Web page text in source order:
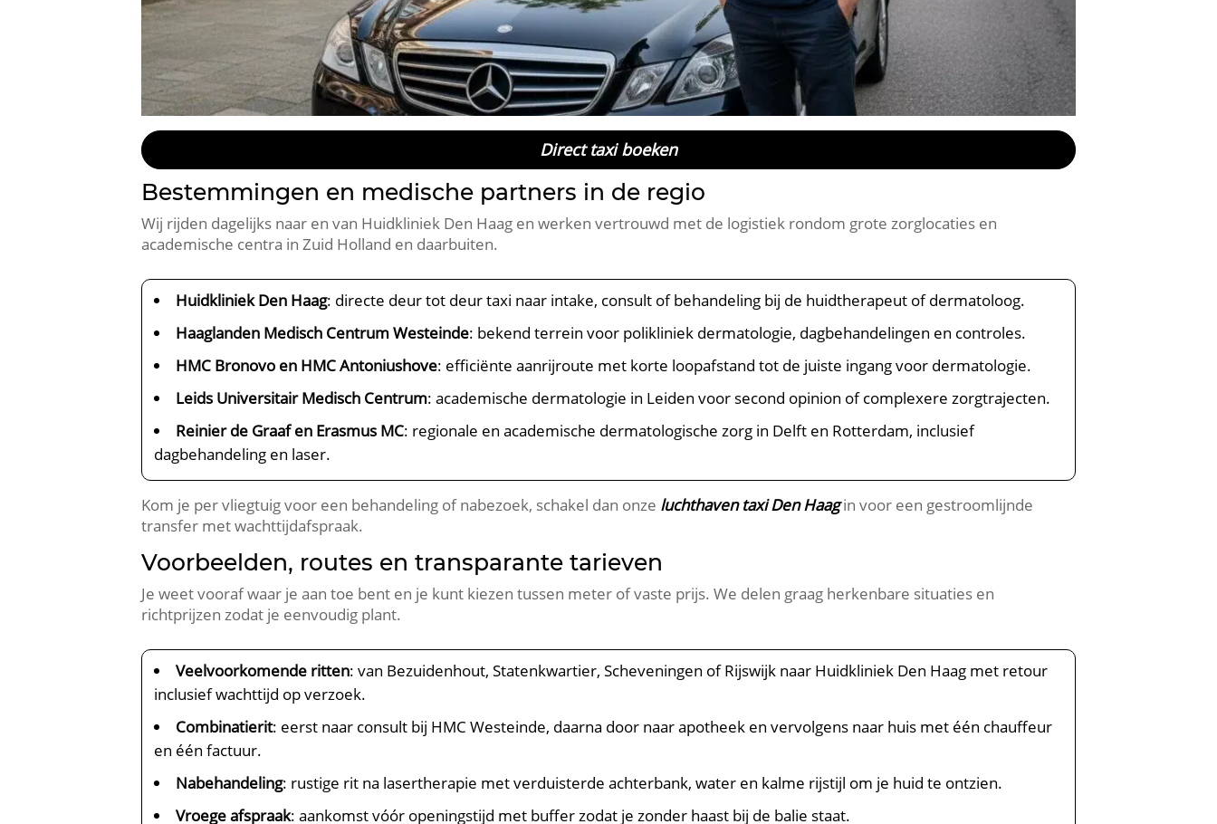
Direct taxi boeken
Bestemmingen en medische partners in de regio
Wij rijden dagelijks naar en van Huidkliniek Den Haag en werken vertrouwd met de logistiek rondom grote zorglocaties en
academische centra in Zuid Holland en daarbuiten.
Huidkliniek Den Haag: directe deur tot deur taxi naar intake, consult of behandeling bij de huidtherapeut of dermatoloog.
Haaglanden Medisch Centrum Westeinde: bekend terrein voor polikliniek dermatologie, dagbehandelingen en controles.
HMC Bronovo en HMC Antoniushove: efficiënte aanrijroute met korte loopafstand tot de juiste ingang voor dermatologie.
Leids Universitair Medisch Centrum: academische dermatologie in Leiden voor second opinion of complexere zorgtrajecten.
Reinier de Graaf en Erasmus MC: regionale en academische dermatologische zorg in Delft en Rotterdam, inclusief
dagbehandeling en laser.
Kom je per vliegtuig voor een behandeling of nabezoek, schakel dan onze luchthaven taxi Den Haagin voor een gestroomlijnde
transfer met wachttijdafspraak.
Voorbeelden, routes en transparante tarieven
Je weet vooraf waar je aan toe bent en je kunt kiezen tussen meter of vaste prijs. We delen graag herkenbare situaties en
richtprijzen zodat je eenvoudig plant.
Veelvoorkomende ritten: van Bezuidenhout, Statenkwartier, Scheveningen of Rijswijk naar Huidkliniek Den Haag met retour
inclusief wachttijd op verzoek.
Combinatierit: eerst naar consult bij HMC Westeinde, daarna door naar apotheek en vervolgens naar huis met één chauffeur
en één factuur.
Nabehandeling: rustige rit na lasertherapie met verduisterde achterbank, water en kalme rijstijl om je huid te ontzien.
Vroege afspraak: aankomst vóór openingstijd met buffer zodat je zonder haast bij de balie staat.